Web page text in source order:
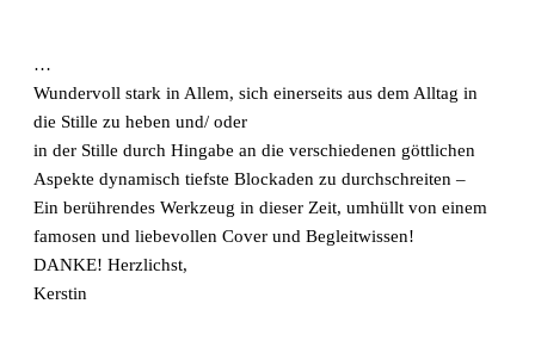
…
Wundervoll stark in Allem, sich einerseits aus dem Alltag in
die Stille zu heben und/ oder
in der Stille durch Hingabe an die verschiedenen göttlichen
Aspekte dynamisch tiefste Blockaden zu durchschreiten –
Ein berührendes Werkzeug in dieser Zeit, umhüllt von einem
famosen und liebevollen Cover und Begleitwissen!
DANKE! Herzlichst,
Kerstin